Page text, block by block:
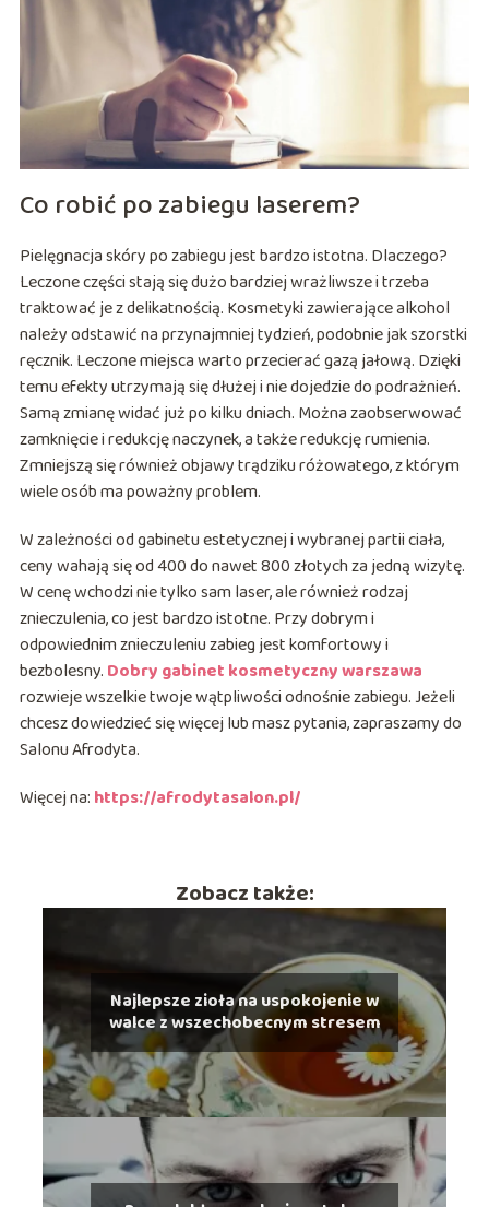
Co robić po zabiegu laserem?
Pielęgnacja skóry po zabiegu jest bardzo istotna. Dlaczego?
Leczone części stają się dużo bardziej wrażliwsze i trzeba
traktować je z delikatnością. Kosmetyki zawierające alkohol
należy odstawić na przynajmniej tydzień, podobnie jak szorstki
ręcznik. Leczone miejsca warto przecierać gazą jałową. Dzięki
temu efekty utrzymają się dłużej i nie dojedzie do podrażnień.
Samą zmianę widać już po kilku dniach. Można zaobserwować
zamknięcie i redukcję naczynek, a także redukcję rumienia.
Zmniejszą się również objawy trądziku różowatego, z którym
wiele osób ma poważny problem.
W zależności od gabinetu estetycznej i wybranej partii ciała,
ceny wahają się od 400 do nawet 800 złotych za jedną wizytę.
W cenę wchodzi nie tylko sam laser, ale również rodzaj
znieczulenia, co jest bardzo istotne. Przy dobrym i
odpowiednim znieczuleniu zabieg jest komfortowy i
bezbolesny. Dobry gabinet kosmetyczny warszawa
rozwieje wszelkie twoje wątpliwości odnośnie zabiegu. Jeżeli
chcesz dowiedzieć się więcej lub masz pytania, zapraszamy do
Salonu Afrodyta.
Więcej na: https://afrodytasalon.pl/
Zobacz także:
Najlepsze zioła na uspokojenie w
walce z wszechobecnym stresem